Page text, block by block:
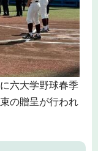
六大学野球春季
の贈呈が行われ